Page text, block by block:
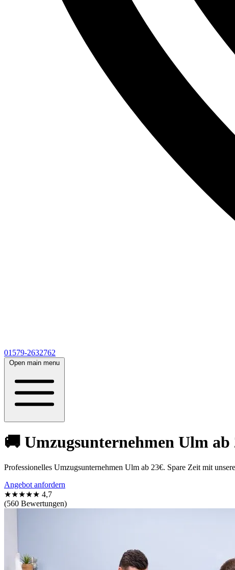
01579-2632762
Open main menu
🚚 Umzugsunternehmen Ulm
Professionelles Umzugsunternehmen Ulm ab 23€. Spare Zeit mit
Angebot anfordern
★★★★★ 4,7
(560 Bewertungen)